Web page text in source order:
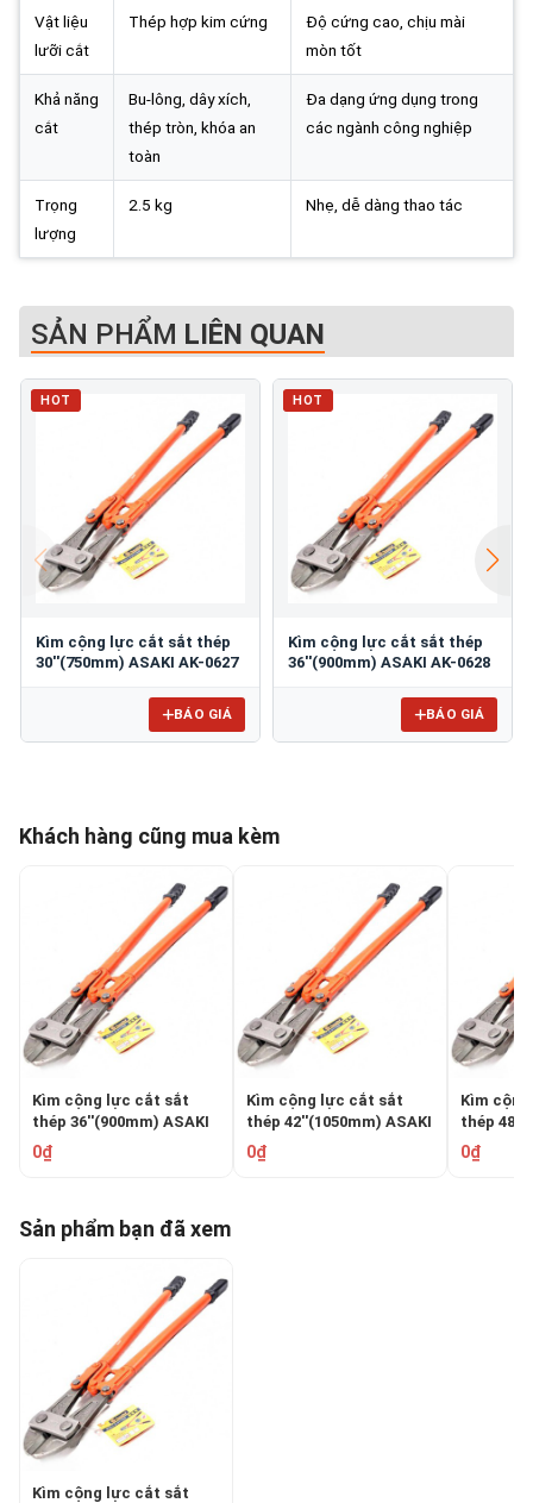
Vật liệu
lưỡi cắt
Thép hợp kim cứng
Độ cứng cao, chịu mài
mòn tốt
Khả năng
cắt
Bu-lông, dây xích,
thép tròn, khóa an
toàn
Đa dạng ứng dụng trong
các ngành công nghiệp
Trọng
lượng
2.5 kg Nhẹ, dễ dàng thao tác
SẢN PHẨM LIÊN QUAN
HOT
Kìm cộng lực cắt sắt thép
30''(750mm) ASAKI AK-0627
BÁO GIÁ
HOT
Kìm cộng lực cắt sắt thép
36''(900mm) ASAKI AK-0628
BÁO GIÁ
Khách hàng cũng mua kèm
Kìm cộng lực cắt sắt
thép 36''(900mm) ASAKI
AK-0628
0₫
Kìm cộng lực cắt sắt
thép 42''(1050mm) ASAKI
AK-0629
0₫
Kìm
thép
AK-0630
0₫
Sản phẩm bạn đã xem
Kìm cộng lực cắt sắt